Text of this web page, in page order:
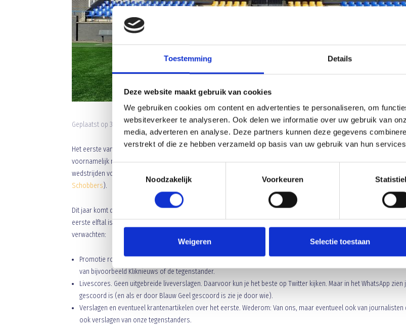
Toestemming Details
Deze website maakt gebruik van cookies
We gebruiken cookies om content en advertenties te personaliseren, om
websiteverkeer te analyseren. Ook delen we informatie over uw gebruik van
media, adverteren en analyse. Deze partners kunnen deze gegevens
verstrekt of die ze hebben verzameld op basis van uw gebruik van hun
Noodzakelijk
Voorkeuren
Weigeren Selectie toestaan
Geplaatst op 3 juli 2026 • 9:00 • Nieuws• Clubnieuws
Het eerste van Blauw Geel’38/JUMBO was al te volgen via social media zoals TwitterofInstagram . Op Twitter zijn we
voornamelijk met liveverslag van het eerste elftal. Instagram is daar bij gekomen 2 seizoenen terug. Hierin
wedstrijden vooraf met de aankondigingen, maar naderhand ook met een kort verslagje en wat foto’s (voornamelijk
Schobbers).
Dit jaar komt daar iets nieuws bij. Je kunt vanaf komend seizoen de verrichtingen volgen van ons eerste elftal via
eerste elftal is namelijk een WhatsApp kanaal aangemaakt. Je kunt er in komen door op
verwachten:
Promotie rondom wedstrijden. Denk aan aankondigen van de wedstrijd, maar ook de voorbeschouwingen. Van
van bijvoorbeeld Kliknieuws of de tegenstander.
Livescores. Geen uitgebreide liveverslagen. Daarvoor kun je het beste op Twitter kijken. Maar in het WhatsApp
gescoord is (en als er door Blauw Geel gescoord is zie je door wie).
Verslagen en eventueel krantenartikelen over het eerste. Wederom: Van ons, maar eventueel ook van journalisten
ook verslagen van onze tegenstanders.